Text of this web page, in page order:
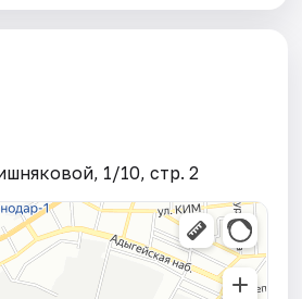
1/10, стр. 2